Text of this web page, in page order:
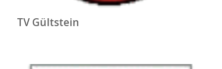
TV Gültstein